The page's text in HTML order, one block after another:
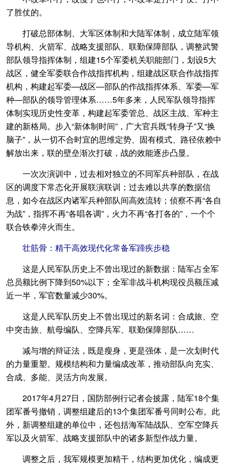
了胜仗的。
打破总部体制、大军区体制和大陆军体制，成立陆军领
导机构、火箭军、战略支援部队、联勤保障部队，调整武警
部队领导指挥体制，组建15个军委机关职能部门，划设5大
战区，健全军委联合作战指挥机构，组建战区联合作战指挥
机构，构建起军委—战区—部队的作战指挥体系、军委—军
种—部队的领导管理体系……5年多来，人民军队领导指挥
体制实现历史性变革，构建起军委管总、战区主战、军种主
建的新格局。步入“新体制时间”，广大官兵既“转身子”又“换
脑子”，从一切不合时宜的思维定势、固有模式、路径依赖中
解放出来，联的壁垒渐次打破，战的效能逐步凸显。
一次次演训中，过去相对独立的不同军兵种部队，在战
区的调度下常态化开展联演联训；过去难以共享的数据信
息，如今在战区内诸军兵种部队间高效流转；侦察不再“各自
为战”，指挥不再“各唱各调”，火力不再“各打各的”，一个个
联合铁拳淬火而生。
壮筋骨：精干高效现代化常备军蹄疾步稳
这是人民军队历史上不曾出现过的新数据：陆军占全军
总员额比例下降到50%以下；全军非战斗机构现役员额压减
近一半，军官数量减少30%。
这是人民军队历史上不曾出现过的新名词：合成旅、空
中突击旅、航母编队、空降兵军、联勤保障部队……
减与增的辩证法，既是瘦身，更是强体，是一次划时代
的力量重塑。规模结构和力量编成改革，推动部队向充实、
合成、多能、灵活方向发展。
2017年4月27日，国防部例行记者会披露，陆军18个集
团军番号撤销，调整组建后的13个集团军番号同时公布。此
外，新调整组建的单位中，还包括海军陆战队、空军空降兵
军以及火箭军、战略支援部队中的诸多新型作战力量。
调整之后，我军规模更加精干，结构更加优化，编成更